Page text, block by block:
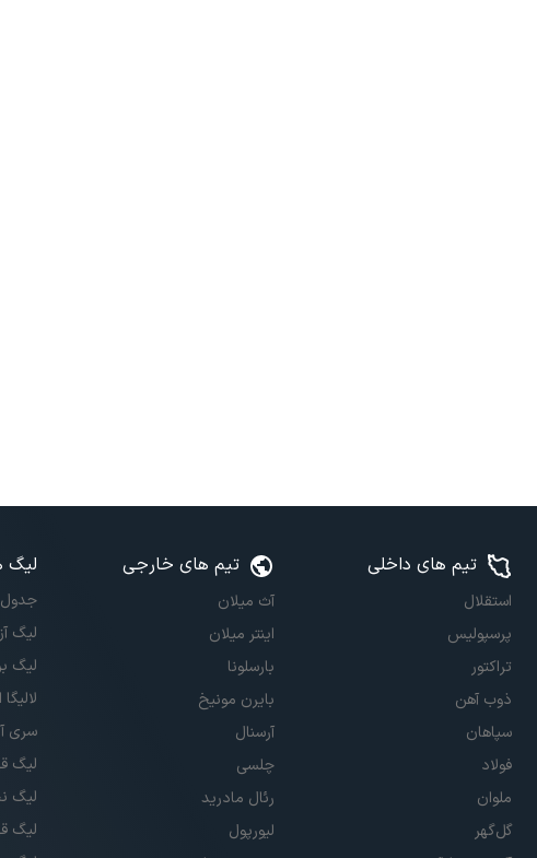
تیم های داخلی
استقلال
پرسپولیس
تراکتور
ذوب آهن
سپاهان
فولاد
ملوان
گل‌گهر
تیم های خارجی
آث میلان
اینتر میلان
بارسلونا
بایرن مونیخ
آرسنال
چلسی
رئال مادرید
لیورپول
لیگ
جدول
لیگ
لیگ
سری آ
لیگ
لیگ
لیگ